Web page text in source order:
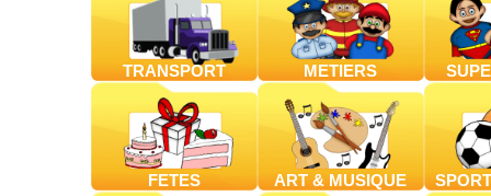
TRANSPORT METIERS
FETES ART & MUSIQUE